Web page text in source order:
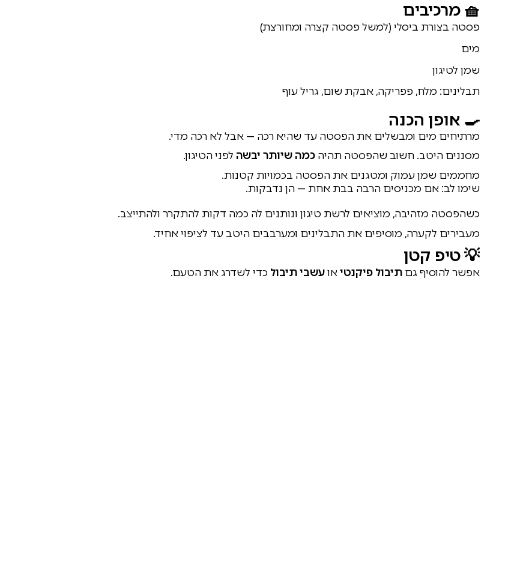
🧺 מרכיבים
פסטה בצורת ביסלי (למשל פסטה קצרה ומחורצת)
מים
שמן לטיגון
תבלינים: מלח, פפריקה, אבקת שום, גריל עוף
🍳 אופן הכנה
מרתיחים מים ומבשלים את הפסטה עד שהיא רכה — אבל לא רכה מדי.
מסננים היטב. חשוב שהפסטה תהיה כמה שיותר יבשה לפני הטיגון.
מחממים שמן עמוק ומטגנים את הפסטה בכמויות קטנות.
שימו לב: אם מכניסים הרבה בבת אחת — הן נדבקות.
כשהפסטה מזהיבה, מוציאים לרשת טיגון ונותנים לה כמה דקות להתקרר ולהתייצב.
מעבירים לקערה, מוסיפים את התבלינים ומערבבים היטב עד לציפוי אחיד.
💡 טיפ קטן
אפשר להוסיף גם תיבול פיקנטיאועשבי תיבול כדי לשדרג את הטעם.